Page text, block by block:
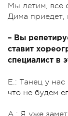
Мы летим, все
Дима приедет,
– Вы
ставит
специалист в
Е.: Танец у
что не будем
А.: Я уже